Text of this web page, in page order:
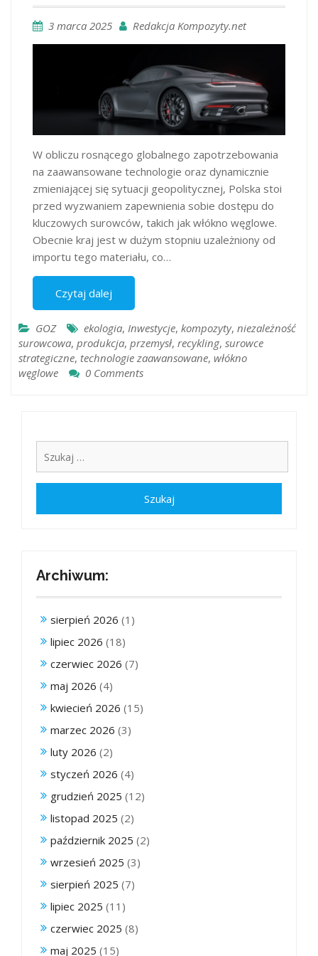
3 marca 2025 Redakcja Kompozyty.net
W obliczu rosnącego globalnego zapotrzebowania
na zaawansowane technologie oraz dynamicznie
zmieniającej się sytuacji geopolitycznej, Polska stoi
przed wyzwaniem zapewnienia sobie dostępu do
kluczowych surowców, takich jak włókno węglowe.
Obecnie kraj jest w dużym stopniu uzależniony od
importu tego materiału, co…
Czytaj dalej
GOZ ekologia, Inwestycje, kompozyty, niezależność
surowcowa, produkcja, przemysł, recykling, surowce
strategiczne, technologie zaawansowane, włókno
węglowe
0 Comments
Archiwum:
sierpień 2026 (1)
lipiec 2026 (18)
czerwiec 2026 (7)
maj 2026 (4)
kwiecień 2026 (15)
marzec 2026 (3)
luty 2026 (2)
styczeń 2026 (4)
grudzień 2025 (12)
listopad 2025 (2)
październik 2025 (2)
wrzesień 2025 (3)
sierpień 2025 (7)
lipiec 2025 (11)
czerwiec 2025 (8)
maj 2025 (15)